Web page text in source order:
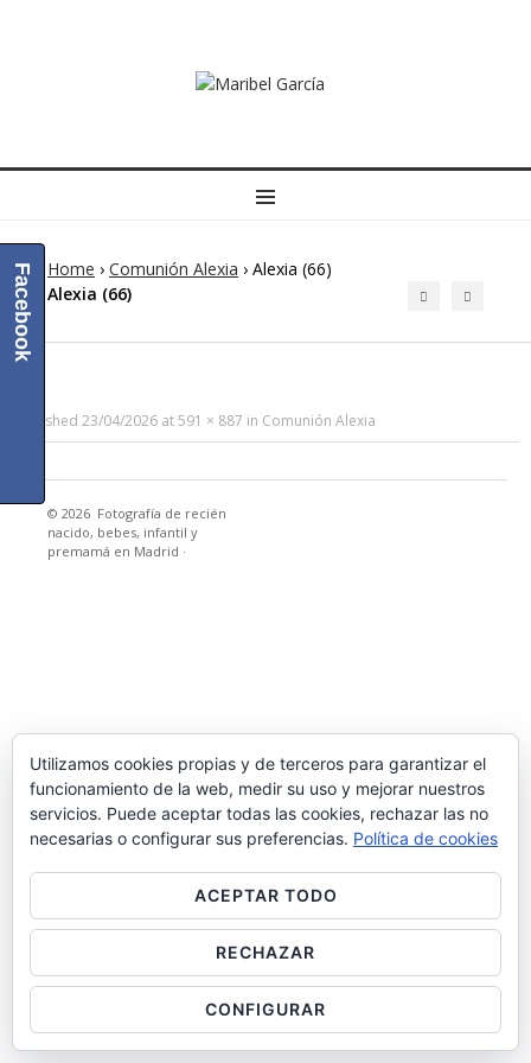
MENU
Home › Comunión Alexia › Alexia (66)
Alexia (66)
Published 23/04/2026 at591 × 887 in Comunión Alexia
© 2026 Fotografía de recién
nacido, bebes, infantil y
premamá en Madrid ·
Facebook
Utilizamos cookies propias y de terceros para garantizar el
funcionamiento de la web, medir su uso y mejorar nuestros
servicios. Puede aceptar todas las cookies, rechazar las no
necesarias o configurar sus preferencias. Política de cookies
ACEPTAR TODO
RECHAZAR
CONFIGURAR